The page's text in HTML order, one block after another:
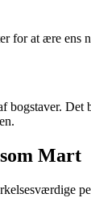
for at ære
bogstaver.
Mart